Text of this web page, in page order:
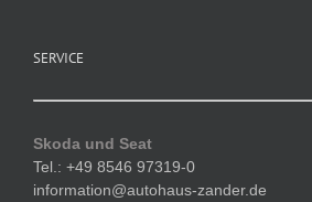
SERVICE
Skoda und Seat
Tel.: +49 8546 97319-0
information@autohaus-zander.de